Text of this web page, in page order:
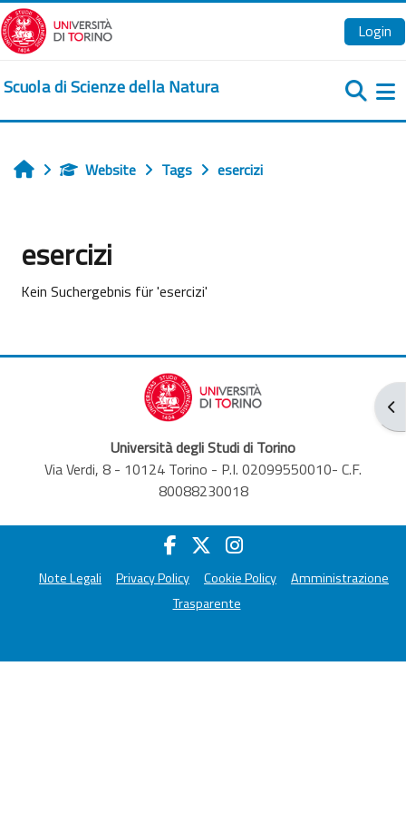
Zum Hauptinhalt
Login
Scuola di Scienze della Natura
Startseite
Website Tags esercizi
esercizi
Kein Suchergebnis für 'esercizi'
Università degli Studi di Torino
Via Verdi, 8 - 10124 Torino - P.I. 02099550010- C.F.
80088230018
Note Legali Privacy Policy Cookie Policy
Amministrazione
Trasparente